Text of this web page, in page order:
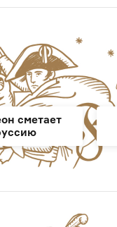
сметает